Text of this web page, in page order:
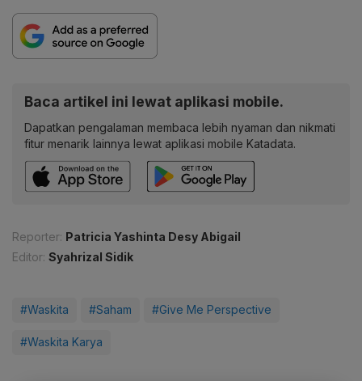
Baca artikel ini lewat aplikasi mobile.
Dapatkan pengalaman membaca lebih nyaman dan nikmati
fitur menarik lainnya lewat aplikasi mobile Katadata.
Reporter: Patricia Yashinta Desy Abigail
Editor: Syahrizal Sidik
#Waskita #Saham #Give Me Perspective
#Waskita Karya